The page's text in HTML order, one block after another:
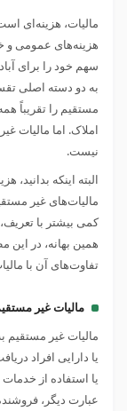
مالیات، هزینه‌ای
هزینه‌های عمومی و
سهم خود را برای
به دو دسته اصلی
مستقیم را تقریباً
املاک. اما مالیات
نیست.
البته اینکه بدانید،
مالیات‌های غیر
کمی بیشتر با
همین بهانه، در این
تفاوت‌های آن با
مالیات غیر
مالیات غیر مستقیم
یا دارایی افراد
یا استفاده از
عبارت دیگر،